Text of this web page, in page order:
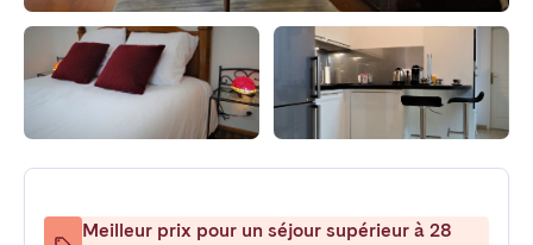
Meilleur prix pour un séjour supérieur à 28